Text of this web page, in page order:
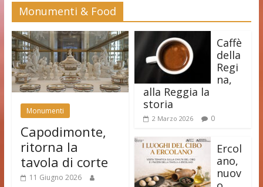
Monumenti & Food
Monumenti
Capodimonte,
ritorna la
tavola di corte
11 Giugno 2026
Caffè
della
Regi
na,
alla Reggia la
storia
2 Marzo 2026 0
Ercol
ano,
nuov